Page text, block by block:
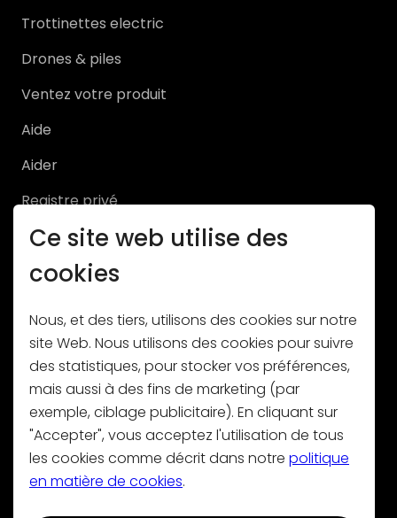
Trottinettes electric
Drones & piles
Ventez votre produit
Aide
Aider
Registre privé
Registre Pro
Abonnez-vous à notre newsletter
Ce site web utilise des
cookies
Nous, et des tiers, utilisons des cookies sur notre
site Web. Nous utilisons des cookies pour suivre
des statistiques, pour stocker vos préférences,
mais aussi à des fins de marketing (par
exemple, ciblage publicitaire). En cliquant sur
"Accepter", vous acceptez l'utilisation de tous
les cookies comme décrit dans notre politique
en matière de cookies.